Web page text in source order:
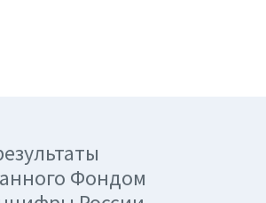
Фондом